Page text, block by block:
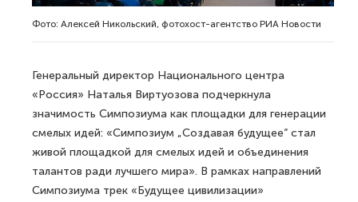
Фото: Алексей Никольский, фотохост-агентство РИА Новости
Генеральный директор Национального центра
«Россия» Наталья Виртуозова подчеркнула
значимость Симпозиума как площадки для генерации
смелых идей: «Симпозиум „Создавая будущее“ стал
живой площадкой для смелых идей и объединения
талантов ради лучшего мира». В рамках направлений
Симпозиума трек «Будущее цивилизации»